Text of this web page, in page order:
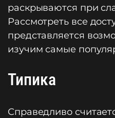
раскрываются при
Рассмотреть все
представляется
изучим самые
Типика
Справедливо